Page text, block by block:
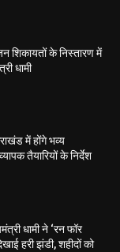
शिकायतों के निस्तारण में
धामी
में होंगे भव्य
तैयारियों के निर्देश
धामी ने ‘रन फॉर
हरी झंडी, शहीदों को